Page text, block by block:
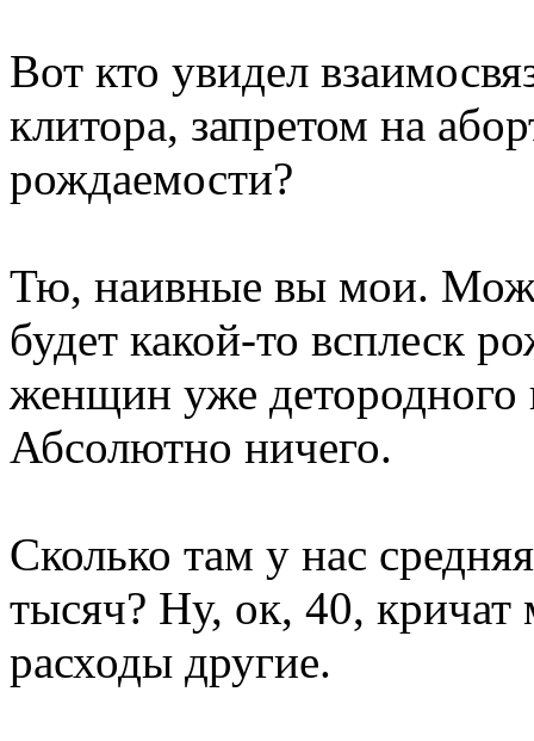
Вот кто увидел
клитора, запретом на
рождаемости?
Тю, наивные вы мои.
будет какой-то всплеск
женщин уже детородного
Абсолютно ничего.
Сколько там у нас
тысяч? Ну, ок, 40,
расходы другие.